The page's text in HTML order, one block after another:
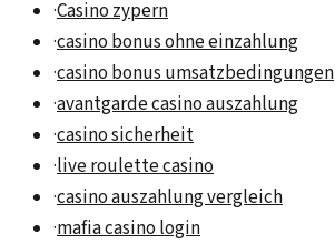
·Casino zypern
·casino bonus ohne einzahlung
·casino bonus umsatzbedingungen
·avantgarde casino auszahlung
·casino sicherheit
·live roulette casino
·casino auszahlung vergleich
·mafia casino login